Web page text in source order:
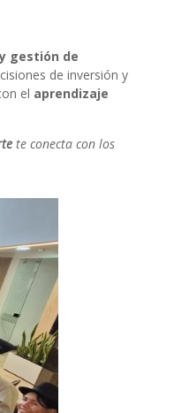
gestión de
de inversión y
el aprendizaje
te conecta con los